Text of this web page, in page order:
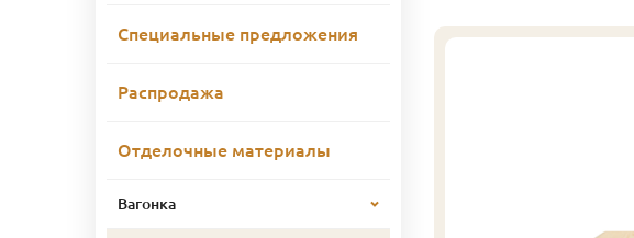
Специальные предложения
Распродажа
Отделочные материалы
Вагонка